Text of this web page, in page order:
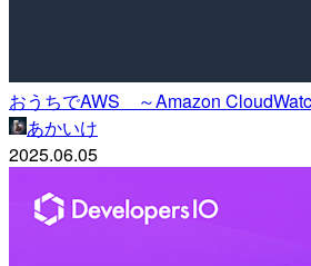
おうちでAWS ～Amazon
あかいけ
2025.06.05